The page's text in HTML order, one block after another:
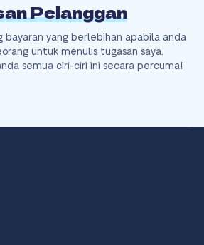
Pelanggan
bayaran yang berlebihan apabila anda
untuk menulis tugasan saya.
semua ciri-ciri ini secara percuma!